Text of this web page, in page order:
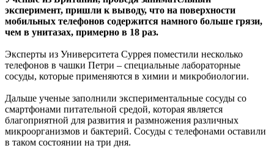
эксперимент, пришли к выводу, что на поверхности
мобильных телефонов содержится намного больше грязи,
чем в унитазах, примерно в 18 раз.
Эксперты из Университета Суррея поместили несколько
телефонов в чашки Петри – специальные лабораторные
сосуды, которые применяются в химии и микробиологии.
Дальше ученые заполнили экспериментальные сосуды со
смартфонами питательной средой, которая является
благоприятной для развития и размножения различных
микроорганизмов и бактерий. Сосуды с телефонами оставили
в таком состоянии на три дня.